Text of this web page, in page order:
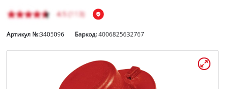
български
Артикул №:3405096 Баркод:4006825632767